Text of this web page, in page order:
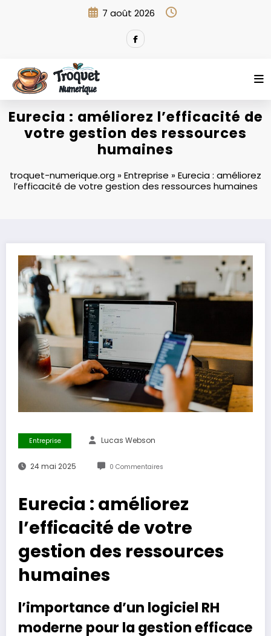
7 août 2026
Eurecia : améliorez l’efficacité de
votre gestion des ressources
humaines
troquet-numerique.org »Entreprise »Eurecia : améliorez
l’efficacité de votre gestion des ressources humaines
Entreprise Lucas Webson
24 mai 2025 0 Commentaires
Eurecia : améliorez
l’efficacité de votre
gestion des ressources
humaines
l’importance d’un logiciel RH
moderne pour la gestion efficace